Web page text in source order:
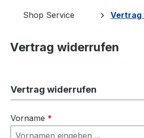
Shop Service Vertrag
Vertrag widerrufen
Vertrag widerrufen
Vorname *